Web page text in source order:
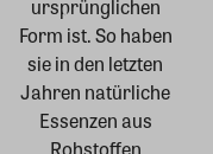
ursprünglichen
Form ist. So haben
sie in den letzten
Jahren natürliche
Essenzen aus
Rohstoffen